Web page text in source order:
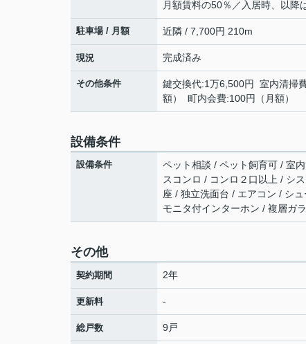
月額賃料の50％／入居時、以降
駐車場 / 月額 近隣 / 7,700円 210m
現況 完成済み
その他条件
鍵交換代:1万6,500円 室内清掃
額） 町内会費:100円（月額）
設備条件
設備条件
ペット相談 / ペット飼育可 / 室
スコンロ / コンロ２口以上 / シ
座 / 独立洗面台 / エアコン / シ
モニタ付インターホン / 複層ガ
その他
契約期間 2年
更新料 -
総戸数 9戸